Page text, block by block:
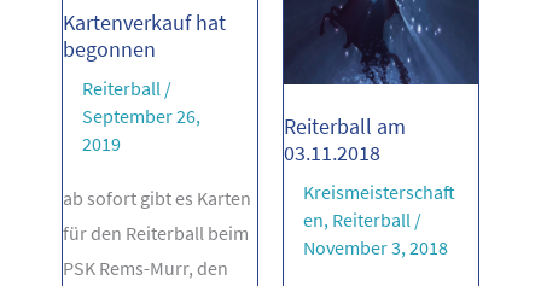
Kartenverkauf hat
begonnen
Reiterball /
September 26,
2019
ab sofort gibt es Karten
für den Reiterball beim
PSK Rems-Murr, den
Reiterball am
03.11.2018
Kreismeisterschaft
en, Reiterball /
November 3, 2018